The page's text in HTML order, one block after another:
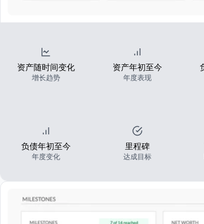
资产随时间变化
增长趋势
资产年初至今
年度表现
负债年初至今
年度变化
里程碑
达成目标